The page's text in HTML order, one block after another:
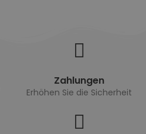
Zahlungen
Erhöhen Sie die Sicherheit